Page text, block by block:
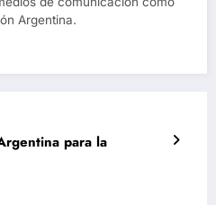
Argentina.
para la